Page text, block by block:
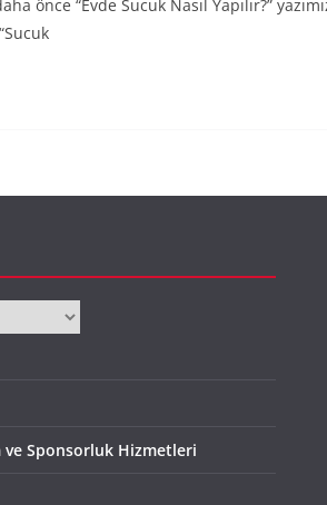
önce “Evde Sucuk Nasıl Yapılır?”
ve Sponsorluk Hizmetleri